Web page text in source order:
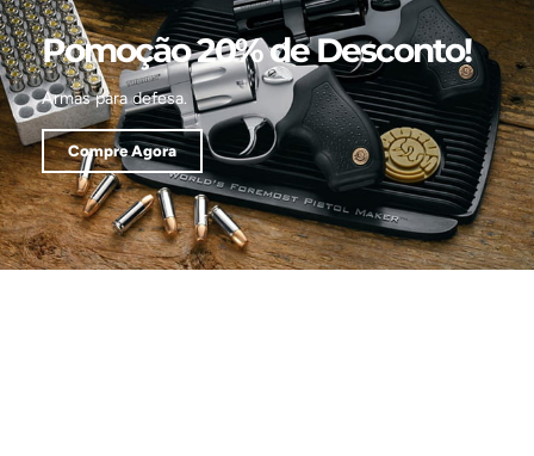
Pomoção 20% de Desconto!
Armas para defesa.
Compre Agora